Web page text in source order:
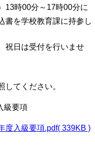
13時00分～17時00分に
学校教育課に持参し
は受付を行いませ
してください。
級要項
度入級要項.pdf( 339KB )